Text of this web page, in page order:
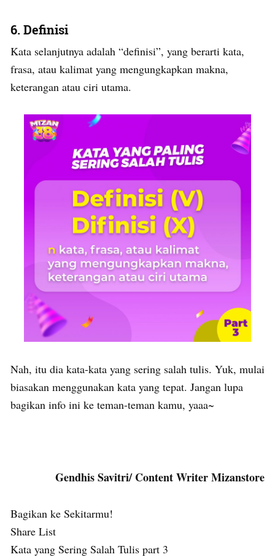
6. Definisi
Kata selanjutnya adalah “definisi”, yang berarti kata,
frasa, atau kalimat yang mengungkapkan makna,
keterangan atau ciri utama.
Nah, itu dia kata-kata yang sering salah tulis. Yuk, mulai
biasakan menggunakan kata yang tepat. Jangan lupa
bagikan info ini ke teman-teman kamu, yaaa~
Gendhis Savitri/ Content Writer Mizanstore
Bagikan ke Sekitarmu!
Share List
Kata yang Sering Salah Tulis part 3